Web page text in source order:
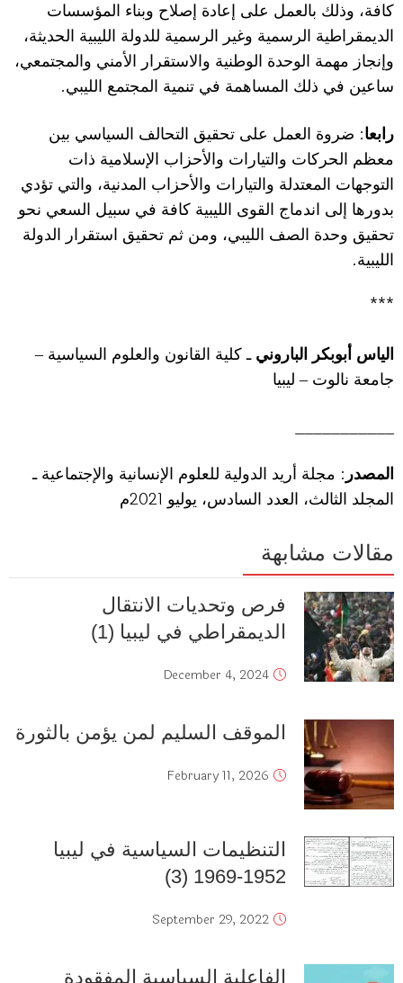
كافة، وذلك بالعمل على إعادة إصلاح وبناء المؤسسات
الديمقراطية الرسمية وغير الرسمية للدولة الليبية الحديثة،
وإنجاز مهمة الوحدة الوطنية والاستقرار الأمني والمجتمعي،
ساعين في ذلك المساهمة في تنمية المجتمع الليبي.
رابعا: ضروة العمل على تحقيق التحالف السياسي بين
معظم الحركات والتيارات والأحزاب الإسلامية ذات
التوجهات المعتدلة والتيارات والأحزاب المدنية، والتي تؤدي
بدورها إلى اندماج القوى الليبية كافة في سبيل السعي نحو
تحقيق وحدة الصف الليبي، ومن ثم تحقيق استقرار الدولة
الليبية.
***
الياس أبوبكر الباروني ـ كلية القانون والعلوم السياسية –
جامعة نالوت – ليبيا
المصدر : مجلة أريد الدولية للعلوم الإنسانية والإجتماعية ـ
المجلد الثالث، العدد السادس، يوليو 2021م
مقالات مشابهة
فرص وتحديات الانتقال
الديمقراطي في ليبيا (1)
December 4, 2024
الموقف السليم لمن يؤمن بالثورة
February 11, 2026
التنظيمات السياسية في ليبيا
1952-1969 (3)
September 29, 2022
الفاعلية السياسية المفقودة